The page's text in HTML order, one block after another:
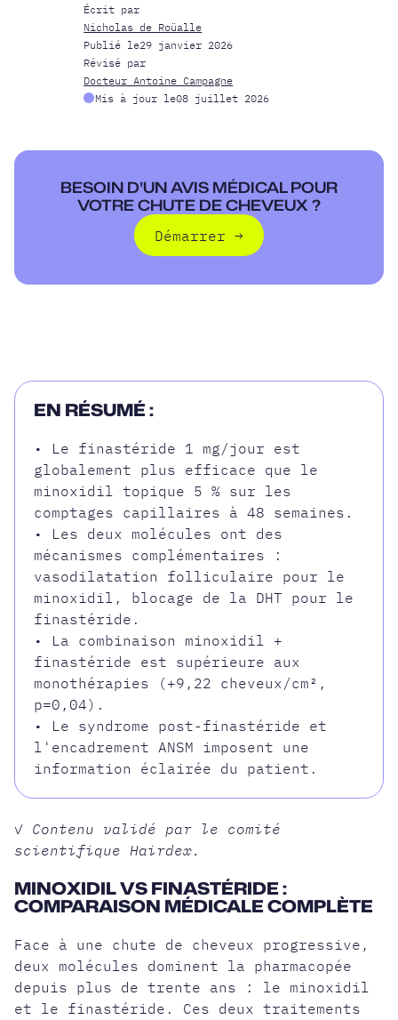
Écrit par
Nicholas de Roüalle
Publié le29 janvier 2026
Révisé par
Docteur Antoine Campagne
Mis à jour le08 juillet 2026
BESOIN D'UN AVIS MÉDICAL POUR
VOTRE CHUTE DE CHEVEUX ?
Démarrer →
EN RÉSUMÉ :
• Le finastéride 1 mg/jour est
globalement plus efficace que le
minoxidil topique 5 % sur les
comptages capillaires à 48 semaines.
• Les deux molécules ont des
mécanismes complémentaires :
vasodilatation folliculaire pour le
minoxidil, blocage de la DHT pour le
finastéride.
• La combinaison minoxidil +
finastéride est supérieure aux
monothérapies (+9,22 cheveux/cm²,
p=0,04).
• Le syndrome post-finastéride et
l'encadrement ANSM imposent une
information éclairée du patient.
✓ Contenu validé par le comité
scientifique Hairdex.
MINOXIDIL VS FINASTÉRIDE :
COMPARAISON MÉDICALE COMPLÈTE
Face à une chute de cheveux progressive,
deux molécules dominent la pharmacopée
depuis plus de trente ans : le minoxidil
et le finastéride. Ces deux traitements